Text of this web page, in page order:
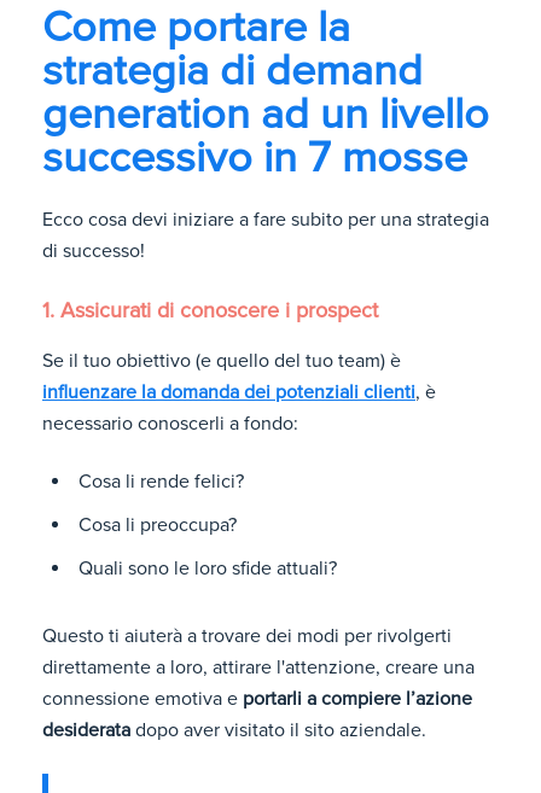
Come portare la
strategia di demand
generation ad un livello
successivo in 7 mosse
Ecco cosa devi iniziare a fare subito per una strategia
di successo!
1. Assicurati di conoscere i prospect
Se il tuo obiettivo (e quello del tuo team) è
influenzare la domanda dei potenziali clienti, è
necessario conoscerli a fondo:
Cosa li rende felici?
Cosa li preoccupa?
Quali sono le loro sfide attuali?
Questo ti aiuterà a trovare dei modi per rivolgerti
direttamente a loro, attirare l'attenzione, creare una
connessione emotiva e portarli a compiere l’azione
desiderata dopo aver visitato il sito aziendale.